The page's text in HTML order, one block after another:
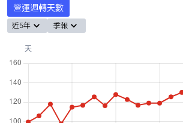
營運週轉天數
近5年 季報